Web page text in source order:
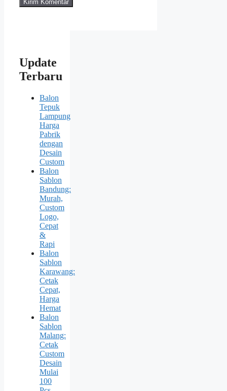
Update
Terbaru
Balon
Tepuk
Lampung
Harga
Pabrik
dengan
Desain
Custom
Balon
Sablon
Bandung:
Murah,
Custom
Logo,
Cepat
&
Rapi
Balon
Sablon
Karawang:
Cetak
Cepat,
Harga
Hemat
Balon
Sablon
Malang:
Cetak
Custom
Desain
Mulai
100